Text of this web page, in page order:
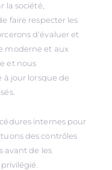
la société,
faire respecter les
d'évaluer et
moderne et aux
et nous
jour lorsque de
internes pour
des contrôles
avant de les